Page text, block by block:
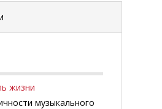
жизни
музыкального